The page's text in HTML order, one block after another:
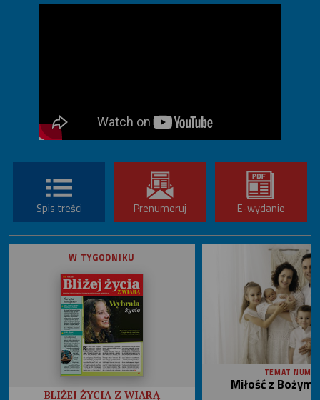
Spis treści Prenumeruj E-wydanie
W TYGODNIKU
BLIŻEJ ŻYCIA Z WIARĄ
TEMAT
Miłość z